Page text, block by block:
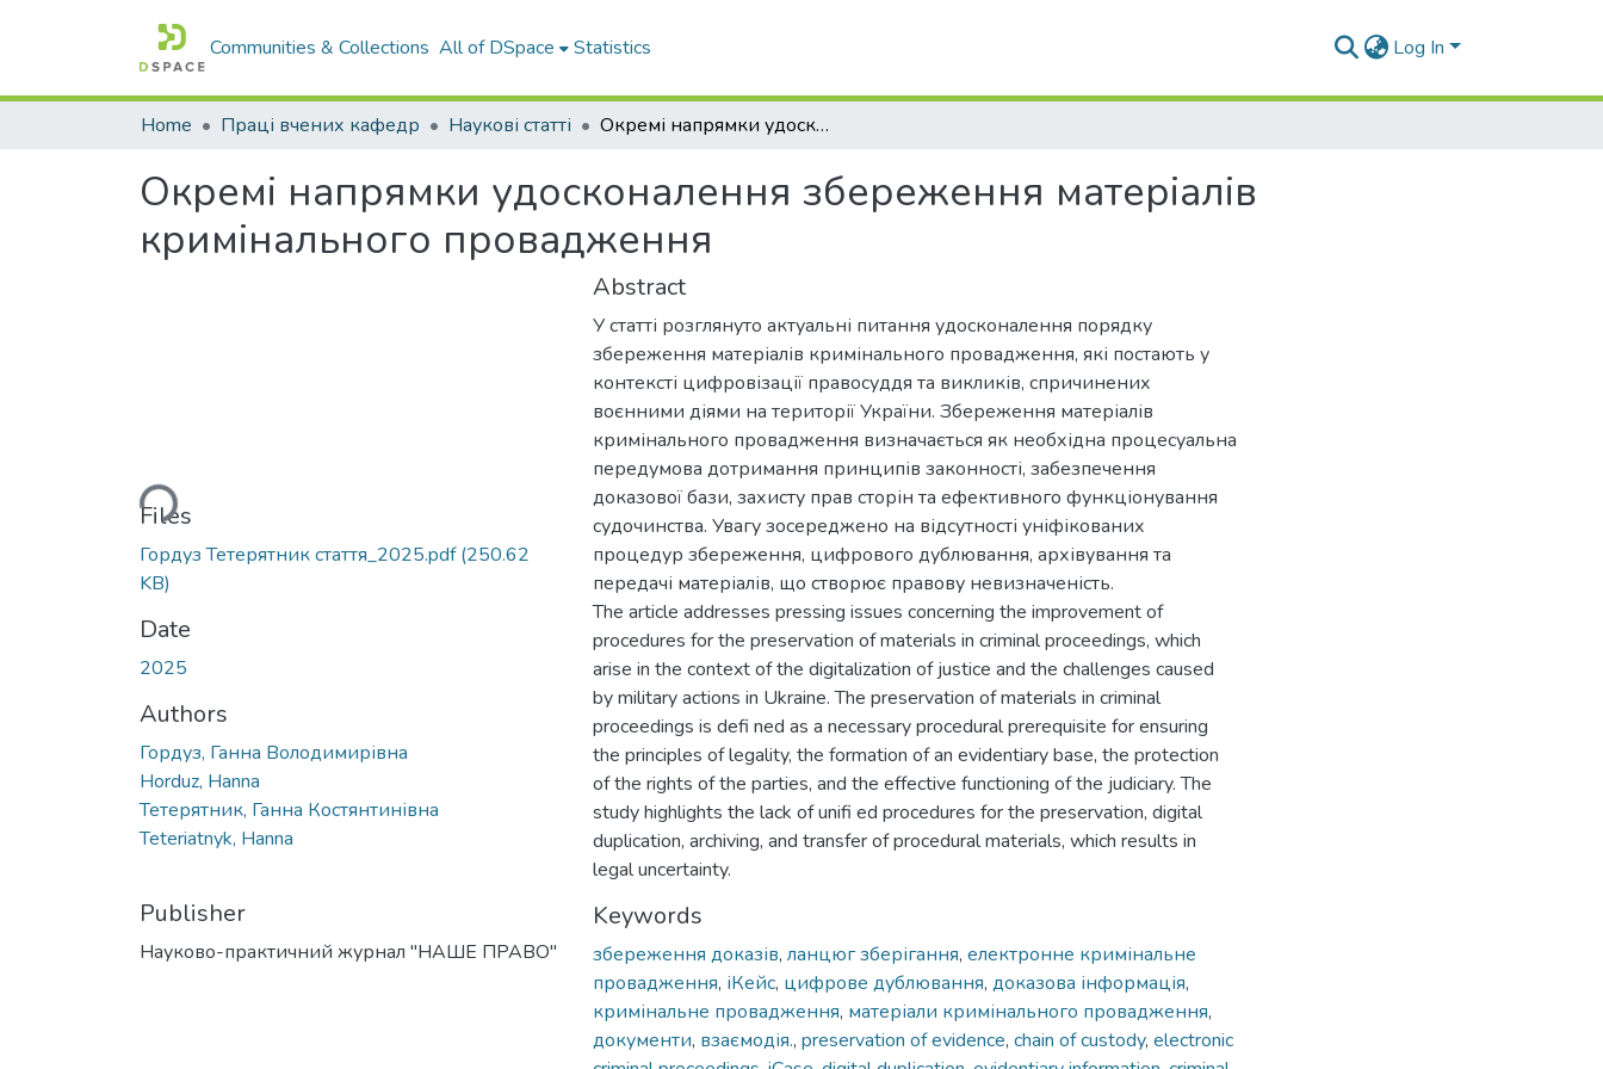
Communities & Collections All of DSpace Statistics Log In
Home Праці вчених кафедр Наукові статті Окремі напрямки удосконалення збереження матеріалів кримінального провадження
Окремі напрямки удосконалення збереження матеріалів
кримінального провадження
Loading...
Files
Гордуз Тетерятник стаття_2025.pdf(250.62
KB)
Date
2025
Authors
Гордуз, Ганна Володимирівна
Horduz, Hanna
Тетерятник, Ганна Костянтинівна
Teteriatnyk, Hanna
Publisher
Науково-практичний журнал "НАШЕ ПРАВО"
Abstract
У статті розглянуто актуальні питання удосконалення порядку
збереження матеріалів кримінального провадження, які постають у
контексті цифровізації правосуддя та викликів, спричинених
воєнними діями на території України. Збереження матеріалів
кримінального провадження визначається як необхідна процесуальна
передумова дотримання принципів законності, забезпечення
доказової бази, захисту прав сторін та ефективного функціонування
судочинства. Увагу зосереджено на відсутності уніфікованих
процедур збереження, цифрового дублювання, архівування та
передачі матеріалів, що створює правову невизначеність.
The article addresses pressing issues concerning the improvement of
procedures for the preservation of materials in criminal proceedings, which
arise in the context of the digitalization of justice and the challenges caused
by military actions in Ukraine. The preservation of materials in criminal
proceedings is defi ned as a necessary procedural prerequisite for ensuring
the principles of legality, the formation of an evidentiary base, the protection
of the rights of the parties, and the effective functioning of the judiciary. The
study highlights the lack of unifi ed procedures for the preservation, digital
duplication, archiving, and transfer of procedural materials, which results in
legal uncertainty.
Keywords
збереження доказів, ланцюг зберігання, електронне кримінальне
провадження, іКейс, цифрове дублювання, доказова інформація,
кримінальне провадження, матеріали кримінального провадження,
документи, взаємодія., preservation of evidence, chain of custody, electronic